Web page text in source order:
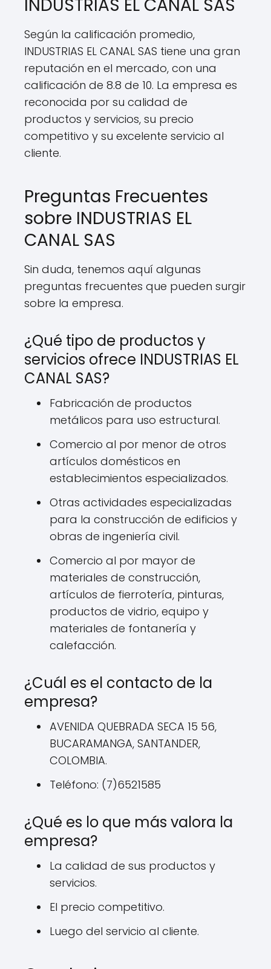
INDUSTRIAS EL CANAL SAS
Según la calificación promedio,
INDUSTRIAS EL CANAL SAS tiene una gran
reputación en el mercado, con una
calificación de 8.8 de 10. La empresa es
reconocida por su calidad de
productos y servicios, su precio
competitivo y su excelente servicio al
cliente.
Preguntas Frecuentes
sobre INDUSTRIAS EL
CANAL SAS
Sin duda, tenemos aquí algunas
preguntas frecuentes que pueden surgir
sobre la empresa.
¿Qué tipo de productos y
servicios ofrece INDUSTRIAS EL
CANAL SAS?
Fabricación de productos
metálicos para uso estructural.
Comercio al por menor de otros
artículos domésticos en
establecimientos especializados.
Otras actividades especializadas
para la construcción de edificios y
obras de ingeniería civil.
Comercio al por mayor de
materiales de construcción,
artículos de fierrotería, pinturas,
productos de vidrio, equipo y
materiales de fontanería y
calefacción.
¿Cuál es el contacto de la
empresa?
AVENIDA QUEBRADA SECA 15 56,
BUCARAMANGA, SANTANDER,
COLOMBIA.
Teléfono: (7)6521585
¿Qué es lo que más valora la
empresa?
La calidad de sus productos y
servicios.
El precio competitivo.
Luego del servicio al cliente.